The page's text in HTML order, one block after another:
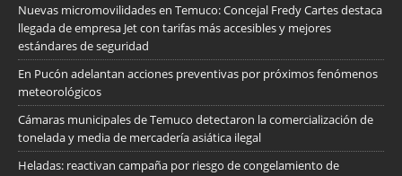
Nuevas micromovilidades en Temuco: Concejal Fredy Cartes destaca
llegada de empresa Jet con tarifas más accesibles y mejores
estándares de seguridad
En Pucón adelantan acciones preventivas por próximos fenómenos
meteorológicos
Cámaras municipales de Temuco detectaron la comercialización de
tonelada y media de mercadería asiática ilegal
Heladas: reactivan campaña por riesgo de congelamiento de